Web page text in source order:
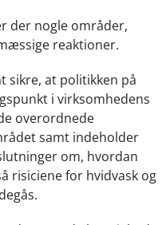
der nogle områder,
reaktioner.
sikre, at politikken på
i virksomhedens
overordnede
samt indeholder
om, hvordan
risiciene for hvidvask og